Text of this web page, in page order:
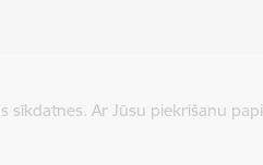
Ar Jūsu piekrišanu